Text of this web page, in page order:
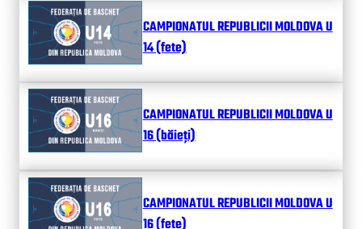
CAMPIONATUL REPUBLICII MOLDOVA U
14 (fete)
CAMPIONATUL REPUBLICII MOLDOVA U
16 (băieți)
CAMPIONATUL REPUBLICII MOLDOVA U